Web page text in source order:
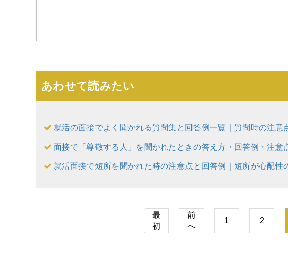
あわせて読みたい
就活の面接でよく聞かれる質問集と回答例一覧｜質問時の注意
面接で「尊敬する人」を聞かれたときの答え方・回答例・注意
就活面接で短所を聞かれた時の注意点と回答例｜短所が心配性
最
初
前
へ
1 2